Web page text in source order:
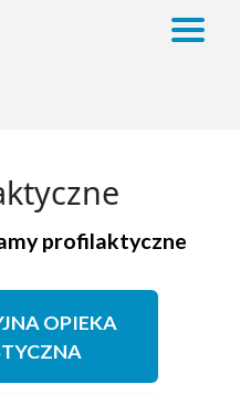
profilaktyczne
OPIEKA